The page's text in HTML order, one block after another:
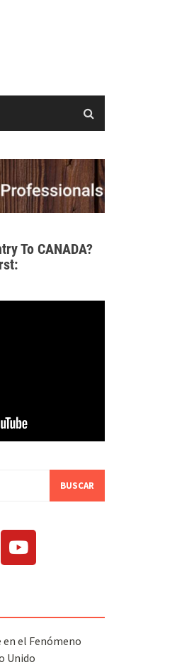
To CANADA?
en el Fenómeno
Unido